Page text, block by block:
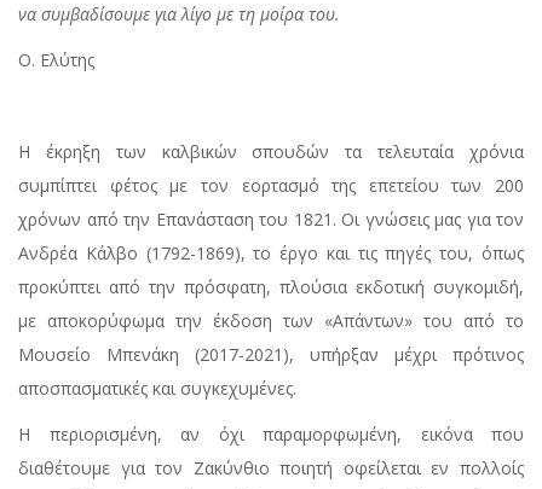
να συμβαδίσουμε για λίγο με τη μοίρα του.
Ο. Ελύτης
Η έκρηξη των καλβικών σπουδών τα τελευταία χρόνια
συμπίπτει φέτος με τον εορτασμό της επετείου των 200
χρόνων από την Επανάσταση του 1821. Οι γνώσεις μας για τον
Ανδρέα Κάλβο (1792-1869), το έργο και τις πηγές του, όπως
προκύπτει από την πρόσφατη, πλούσια εκδοτική συγκομιδή,
με αποκορύφωμα την έκδοση των «Απάντων» του από το
Μουσείο Μπενάκη (2017-2021), υπήρξαν μέχρι πρότινος
αποσπασματικές και συγκεχυμένες.
Η περιορισμένη, αν όχι παραμορφωμένη, εικόνα που
διαθέτουμε για τον Ζακύνθιο ποιητή οφείλεται εν πολλοίς